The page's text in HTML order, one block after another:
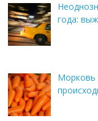
года:
Морковь